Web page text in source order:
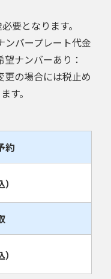
要となります。
バープレート代金
ナンバーあり：
の場合には税止め
す。
約
）
）